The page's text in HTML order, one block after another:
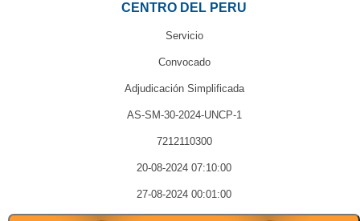
CENTRO DEL PERU
Servicio
Convocado
Adjudicación Simplificada
AS-SM-30-2024-UNCP-1
7212110300
20-08-2024 07:10:00
27-08-2024 00:01:00